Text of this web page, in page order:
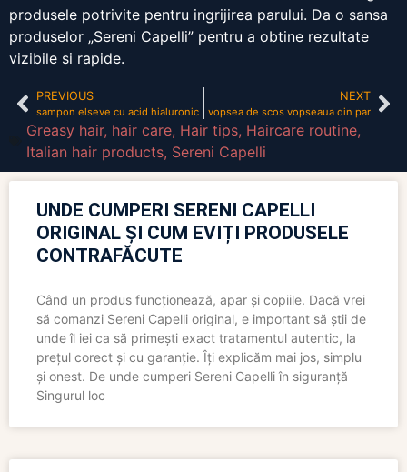
produsele potrivite pentru ingrijirea parului. Da o sansa
produselor „Sereni Capelli” pentru a obtine rezultate
vizibile si rapide.
PREVIOUS
sampon elseve cu acid hialuronic
NEXT
vopsea de scos vopseaua din par
Greasy hair, hair care, Hair tips, Haircare routine,
Italian hair products, Sereni Capelli
UNDE CUMPERI SERENI CAPELLI
ORIGINAL ȘI CUM EVIȚI PRODUSELE
CONTRAFĂCUTE
Când un produs funcționează, apar și copiile. Dacă vrei
să comanzi Sereni Capelli original, e important să știi de
unde îl iei ca să primești exact tratamentul autentic, la
prețul corect și cu garanție. Îți explicăm mai jos, simplu
și onest. De unde cumperi Sereni Capelli în siguranță
Singurul loc